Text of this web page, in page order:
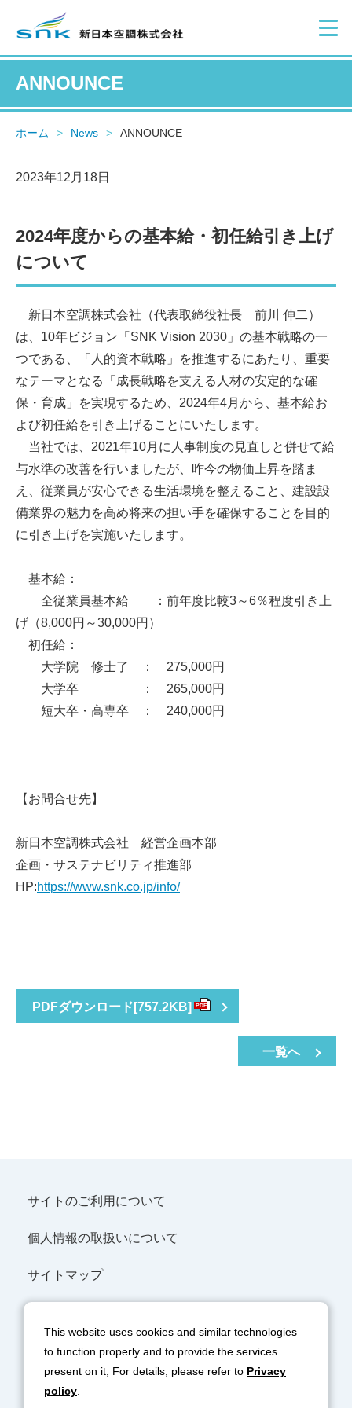
ANNOUNCE
ホーム > News > ANNOUNCE
2023年12月18日
2024年度からの基本給・初任給引き上げ
について
新日本空調株式会社（代表取締役社長 前川 伸二）
は、10年ビジョン「SNK Vision 2030」の基本戦略の一
つである、「人的資本戦略」を推進するにあたり、重要
なテーマとなる「成長戦略を支える人材の安定的な確
保・育成」を実現するため、2024年4月から、基本給お
よび初任給を引き上げることにいたします。
当社では、2021年10月に人事制度の見直しと併せて給
与水準の改善を行いましたが、昨今の物価上昇を踏ま
え、従業員が安心できる生活環境を整えること、建設設
備業界の魅力を高め将来の担い手を確保することを目的
に引き上げを実施いたします。
基本給：
全従業員基本給 ：前年度比較3～6％程度引き上
げ（8,000円～30,000円）
初任給：
大学院 修士了 ： 275,000円
大学卒 ： 265,000円
短大卒・高専卒 ： 240,000円
【お問合せ先】
新日本空調株式会社 経営企画本部
企画・サステナビリティ推進部
HP:https://www.snk.co.jp/info/
PDFダウンロード [757.2KB] PDF
一覧へ
サイトのご利用について
個人情報の取扱いについて
サイトマップ
協力会社の皆様へ
This website uses cookies and similar technologies
to function properly and to provide the services
present on it, For details, please refer to Privacy
policy